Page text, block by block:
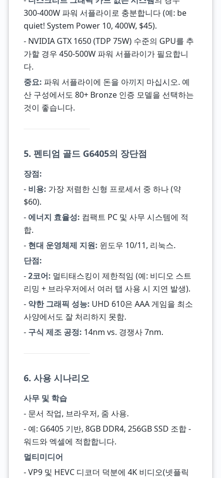
300-400W 파워 서플라이로 충분합니다 (예: be
quiet! System Power 10, 400W, $45).
- NVIDIA GTX 1650 (TDP 75W) 수준의 GPU를 추
가할 경우 450-500W 파워 서플라이가 필요합니
다.
중요: 파워 서플라이에 돈을 아끼지 마십시오. 예
산 구성에서도 80+ Bronze 인증 모델을 선택하는
것이 좋습니다.
5. 펜티엄 골드 G6405의 장단점
장점:
- 비용: 가장 저렴한 신형 프로세서 중 하나 (약
$60).
- 에너지 효율성: 컴팩트 PC 및 사무 시스템에 적
합.
- 현대 운영체제 지원: 윈도우 10/11, 리눅스.
단점:
-2코어: 멀티태스킹이 제한적임 (예: 비디오 스트
리밍 + 브라우저에서 여러 탭 사용 시 지연 발생).
- 약한 그래픽 성능: UHD 610은 AAA 게임을 최소
사양에서도 잘 처리하지 못함.
- 구식 제조 공정: 14nm vs. 경쟁사 7nm.
6. 사용 시나리오
사무 및 학습
- 문서 작업, 브라우저, 줌 사용.
- 예: G6405 기반, 8GB DDR4, 256GB SSD 조합 -
워드와 엑셀에 적합합니다.
멀티미디어
- VP9 및 HEVC 디코더 덕분에 4K 비디오(넷플릭